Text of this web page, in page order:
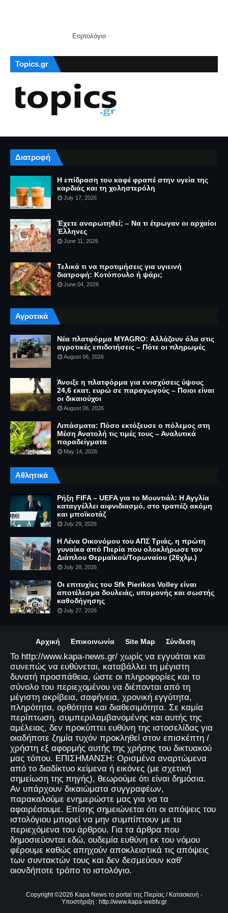
Εορτολόγιο
Topics.gr
Διατροφή
Η επίδραση του καφέ φραπέ στην υγεία της
καρδιάς και τη χοληστερόλη
July 17, 2026
Έχετε αναρωτηθεί; – Να τι έτρωγαν οι αρχαίοι
Έλληνες
June 11, 2026
Τελικά τι να προτιμήσεις για υγιεινή
διατροφή: Κοτόπουλο ή ψάρι;
June 04, 2026
Αγροτικά
Νέα πλατφόρμα MYAGRO: Αλλάζουν όλα στις
αγροτικές επιδοτήσεις – Πότε οι πληρωμές
August 06, 2026
Άνοιξε η πλατφόρμα για ενισχύσεις ύψους
24,6 εκατ. ευρώ σε παραγωγούς – Ποιοι είναι
οι δικαιούχοι
August 06, 2026
Λιπάσματα: Πόσο εκτόξευσε ο πόλεμος στη
Μέση Ανατολή τις τιμές τους – Αναλυτικά
παραδείγματα
May 14, 2026
Αθλητικά
Ρήξη FIFA – UEFA για το Μουντιάλ: Η Αγγλία
καταγγέλλει αιφνιδιασμό, στο τραπέζι ακόμη
και μποϊκοτάζ
July 29, 2026
Η Λένα Οικονόμου του ΑΠΣ Τριάς, η πρώτη
γυναίκα από Πιερία που ολοκλήρωσε τον
Διάπλου Θερμαϊκού/Τορωναίου (26χλμ.)
July 28, 2026
Οι επιτυχίες του Sfk Pierikos Volley είναι
αποτέλεσμα δουλειάς, υπομονής και σωστής
καθοδήγησης
July 27, 2026
Αρχική Επικοινωνία Site Map Σύνδεση
Το http://www.kapa-news.gr/ χωρίς να εγγυάται και
συνεπώς να ευθύνεται, καταβάλλει τη μέγιστη
δυνατή προσπάθεια, ώστε οι πληροφορίες και το
σύνολο του περιεχομένου να διέπονται από τη
μέγιστη ακρίβεια, σαφήνεια, χρονική εγγύτητα,
πληρότητα, ορθότητα και διαθεσιμότητα. Σε καμία
περίπτωση, συμπεριλαμβανομένης και αυτής της
αμέλειας, δεν προκύπτει ευθύνη της ιστοσελίδας για
οιαδήποτε ζημία τυχόν προκληθεί στον επισκέπτη /
χρήστη εξ αφορμής αυτής της χρήσης του δικτυακού
μας τόπου. ΕΠΙΣΗΜΑΝΣΗ: Ορισμένα αναρτώμενα
από το διαδίκτυο κείμενα ή εικόνες (με σχετική
σημείωση της πηγής), θεωρούμε ότι είναι δημόσια.
Αν υπάρχουν δικαιώματα συγγραφέων,
παρακαλούμε ενημερώστε μας για να τα
αφαιρέσουμε. Επίσης σημειώνεται ότι οι απόψεις του
ιστολόγιου μπορεί να μην συμπίπτουν με τα
περιεχόμενα του άρθρου. Για τα άρθρα που
δημοσιεύονται εδώ, ουδεμία ευθύνη εκ του νόμου
φέρουμε καθώς απηχούν αποκλειστικά τις απόψεις
των συντακτών τους και δεν δεσμεύουν καθ’
οιονδήποτε τρόπο το ιστολόγιο.
Copyright ©2026 Kapa News το portal της Πιερίας / Κατασκευή -
Υποστήριξη : http://www.kapa-webtv.gr